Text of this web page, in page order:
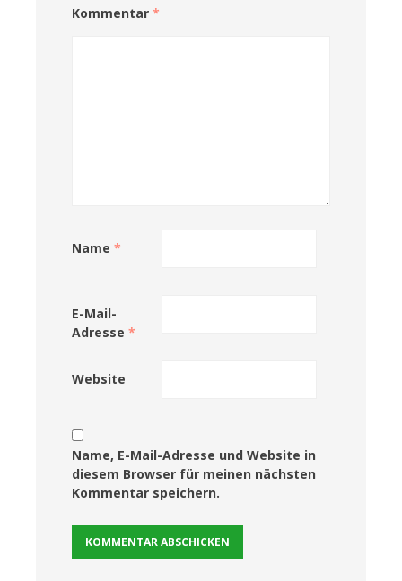
Kommentar *
Name *
E-Mail-
Adresse *
Website
Name, E-Mail-Adresse und Website in
diesem Browser für meinen nächsten
Kommentar speichern.